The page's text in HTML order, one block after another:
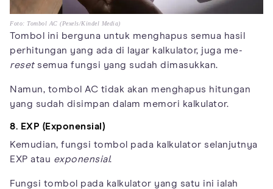
Foto: Tombol AC (Pexels/Kindel Media)
Tombol ini berguna untuk menghapus semua hasil
perhitungan yang ada di layar kalkulator, juga me-
resetsemua fungsi yang sudah dimasukkan.
Namun, tombol AC tidak akan menghapus hitungan
yang sudah disimpan dalam memori kalkulator.
8. EXP (Exponensial)
Kemudian, fungsi tombol pada kalkulator selanjutnya
EXP atau exponensial.
Fungsi tombol pada kalkulator yang satu ini ialah